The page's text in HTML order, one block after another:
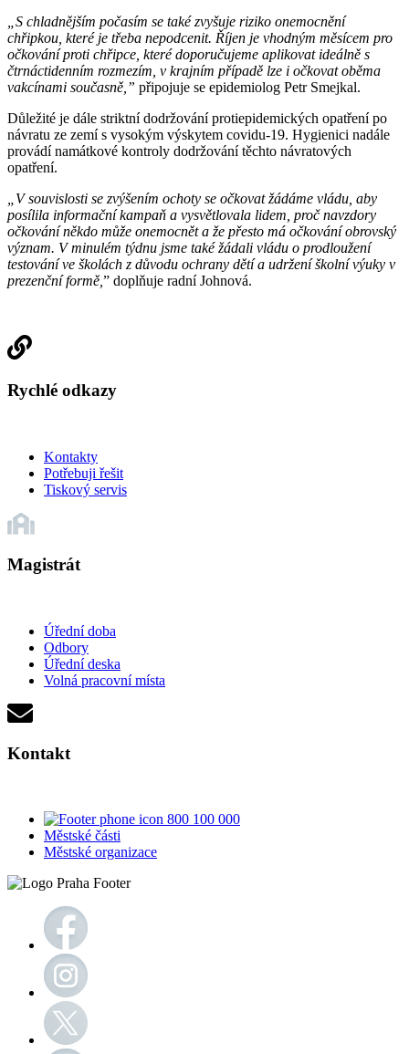
„S chladnějším počasím se také zvyšuje riziko onemocnění
chřipkou, které je třeba nepodcenit. Říjen je vhodným měsícem pro
očkování proti chřipce, které doporučujeme aplikovat ideálně s
čtrnáctidenním rozmezím, v krajním případě lze i očkovat oběma
vakcínami současně,” připojuje se epidemiolog Petr Smejkal.
Důležité je dále striktní dodržování protiepidemických opatření po
návratu ze zemí s vysokým výskytem covidu-19. Hygienici nadále
provádí namátkové kontroly dodržování těchto návratových
opatření.
„V souvislosti se zvýšením ochoty se očkovat žádáme vládu, aby
posílila informační kampaň a vysvětlovala lidem, proč navzdory
očkování někdo může onemocnět a že přesto má očkování obrovský
význam. V minulém týdnu jsme také žádali vládu o prodloužení
testování ve školách z důvodu ochrany dětí a udržení školní výuky v
prezenční formě,” doplňuje radní Johnová.
Rychlé odkazy
Kontakty
Potřebuji řešit
Tiskový servis
Magistrát
Úřední doba
Odbory
Úřední deska
Volná pracovní místa
Kontakt
800 100 000
Městské části
Městské organizace